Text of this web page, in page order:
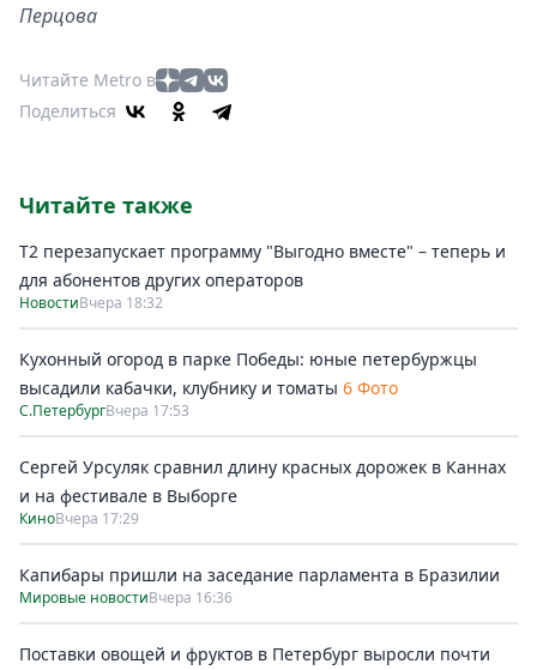
Перцова
Читайте Metro в
Поделиться
Читайте также
Т2 перезапускает программу "Выгодно вместе" – теперь и
для абонентов других операторов
НовостиВчера 18:32
Кухонный огород в парке Победы: юные петербуржцы
высадили кабачки, клубнику и томаты 6 Фото
С.ПетербургВчера 17:53
Сергей Урсуляк сравнил длину красных дорожек в Каннах
и на фестивале в Выборге
КиноВчера 17:29
Капибары пришли на заседание парламента в Бразилии
Мировые новостиВчера 16:36
Поставки овощей и фруктов в Петербург выросли почти